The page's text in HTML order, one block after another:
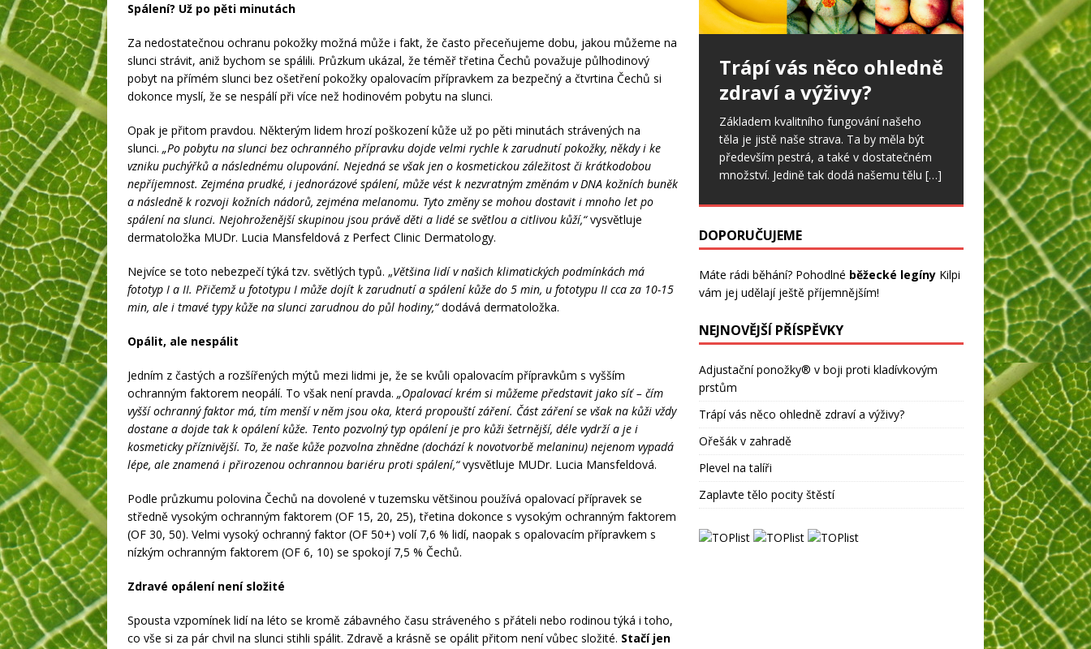
Spálení? Už po pěti minutách
Za nedostatečnou ochranu pokožky možná může i fakt, že často přeceňujeme dobu, jakou můžeme na
slunci strávit, aniž bychom se spálili. Průzkum ukázal, že téměř třetina Čechů považuje půlhodinový
pobyt na přímém slunci bez ošetření pokožky opalovacím přípravkem za bezpečný a čtvrtina Čechů si
dokonce myslí, že se nespálí při více než hodinovém pobytu na slunci.
Opak je přitom pravdou. Některým lidem hrozí poškození kůže už po pěti minutách strávených na
slunci. „Po pobytu na slunci bez ochranného přípravku dojde velmi rychle k zarudnutí pokožky, někdy i ke
vzniku puchýřků a následnému olupování. Nejedná se však jen o kosmetickou záležitost či krátkodobou
nepříjemnost. Zejména prudké, i jednorázové spálení, může vést k nezvratným změnám v DNA kožních buněk
a následně k rozvoji kožních nádorů, zejména melanomu. Tyto změny se mohou dostavit i mnoho let po
spálení na slunci. Nejohroženější skupinou jsou právě děti a lidé se světlou a citlivou kůží,“vysvětluje
dermatoložka MUDr. Lucia Mansfeldová z Perfect Clinic Dermatology.
Nejvíce se toto nebezpečí týká tzv. světlých typů. „Většina lidí v našich klimatických podmínkách má
fototyp I a II. Přičemž u fototypu I může dojít k zarudnutí a spálení kůže do 5 min, u fototypu II cca za 10-15
min, ale i tmavé typy kůže na slunci zarudnou do půl hodiny,“dodává dermatoložka.
Opálit, ale nespálit
Jedním z častých a rozšířených mýtů mezi lidmi je, že se kvůli opalovacím přípravkům s vyšším
ochranným faktorem neopálí. To však není pravda. „Opalovací krém si můžeme představit jako síť – čím
vyšší ochranný faktor má, tím menší v něm jsou oka, která propouští záření. Část záření se však na kůži vždy
dostane a dojde tak k opálení kůže. Tento pozvolný typ opálení je pro kůži šetrnější, déle vydrží a je i
kosmeticky příznivější. To, že naše kůže pozvolna zhnědne (dochází k novotvorbě melaninu) nejenom vypadá
lépe, ale znamená i přirozenou ochrannou bariéru proti spálení,“vysvětluje MUDr. Lucia Mansfeldová.
Podle průzkumu polovina Čechů na dovolené v tuzemsku většinou používá opalovací přípravek se
středně vysokým ochranným faktorem (OF 15, 20, 25), třetina dokonce s vysokým ochranným faktorem
(OF 30, 50). Velmi vysoký ochranný faktor (OF 50+) volí 7,6 % lidí, naopak s opalovacím přípravkem s
nízkým ochranným faktorem (OF 6, 10) se spokojí 7,5 % Čechů.
Zdravé opálení není složité
Spousta vzpomínek lidí na léto se kromě zábavného času stráveného s přáteli nebo rodinou týká i toho,
co vše si za pár chvil na slunci stihli spálit. Zdravě a krásně se opálit přitom není vůbec složité. Stačí jen
Ořešák v zahradě
Statné ořešáky jsou dnes v zahradách
vidět jen málo. To by se však mohlo
změnit, neboť nově vyšlechtěné odrůdy
plodí časně a daří se jim
DOPORUČUJEME
Máte rádi běhání? Pohodlnéběžecké legínyKilpi
vám jej udělají ještě příjemnějším!
NEJNOVĚJŠÍ PŘÍSPĚVKY
Adjustační ponožky® v boji proti kladívkovým
prstům
Trápí vás něco ohledně zdraví a výživy?
Ořešák v zahradě
Plevel na talíři
Zaplavte tělo pocity štěstí